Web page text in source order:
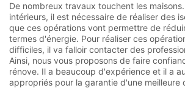
De nombreux travaux touchent les
intérieurs, il est nécessaire de réaliser des
que ces opérations vont permettre de
termes d'énergie. Pour réaliser ces
difficiles, il va falloir contacter des
Ainsi, nous vous proposons de faire
rénove. Il a beaucoup d'expérience et il a
appropriés pour la garantie d'une meilleure